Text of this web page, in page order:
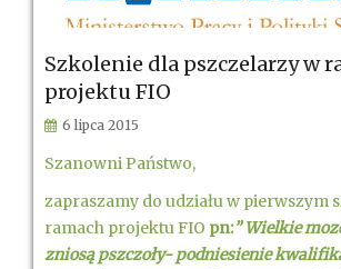
Szkolenie dla pszczelarzy w
projektu FIO
6 lipca 2015
Szanowni Państwo,
zapraszamy do udziału w pierwszym
ramach projektu FIO pn:” Wielkie
zniosą pszczoły- podniesienie